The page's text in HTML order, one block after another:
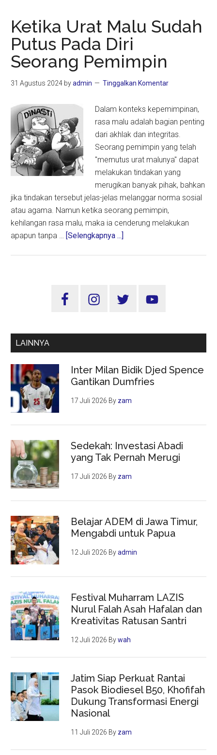
Ketika Urat Malu Sudah
Putus Pada Diri
Seorang Pemimpin
31 Agustus 2024 byadmin Tinggalkan Komentar
Dalam konteks kepemimpinan,
rasa malu adalah bagian penting
dari akhlak dan integritas.
Seorang pemimpin yang telah
"memutus urat malunya" dapat
melakukan tindakan yang
merugikan banyak pihak, bahkan
jika tindakan tersebut jelas-jelas melanggar norma sosial
atau agama. Namun ketika seorang pemimpin,
kehilangan rasa malu, maka ia cenderung melakukan
apapun tanpa … [Selengkapnya ...]
Putus
Seorang
Sidebar
LAINNYA
Inter Milan Bidik Djed Spence
Gantikan Dumfries
17 Juli 2026 By zam
Sedekah: Investasi Abadi
yang Tak Pernah Merugi
17 Juli 2026 By zam
Belajar ADEM di Jawa Timur,
Mengabdi untuk Papua
12 Juli 2026 Byadmin
Festival Muharram LAZIS
Nurul Falah Asah Hafalan dan
Kreativitas Ratusan Santri
12 Juli 2026 Bywah
Jatim Siap Perkuat Rantai
Pasok Biodiesel B50, Khofifah
Dukung Transformasi Energi
Nasional
11 Juli 2026 By zam